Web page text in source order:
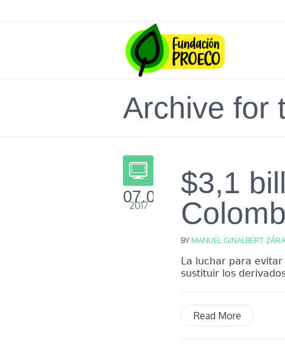
Archive for
07.02
2017
$3,1
BYMANUEL GINALBERT
La luchar para
sustituir los
Read More